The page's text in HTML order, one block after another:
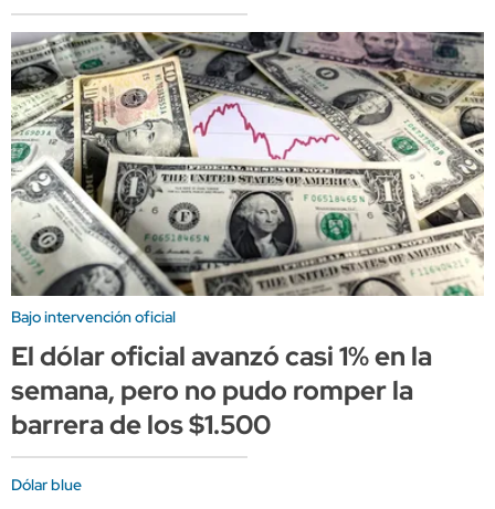
Bajo intervención oficial
El dólar oficial avanzó casi 1% en la
semana, pero no pudo romper la
barrera de los $1.500
Dólar blue